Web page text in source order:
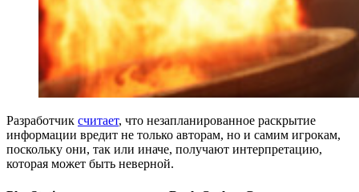
Разработчик считает, что незапланированное раскрытие
информации вредит не только авторам, но и самим игрокам,
поскольку они, так или иначе, получают интерпретацию,
которая может быть неверной.